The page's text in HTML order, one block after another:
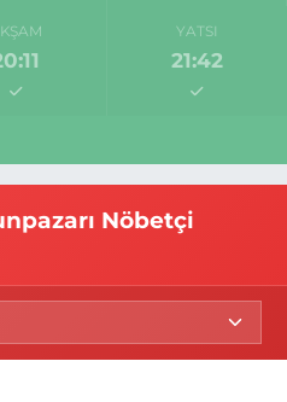
YATSI
21:42
Nöbetçi